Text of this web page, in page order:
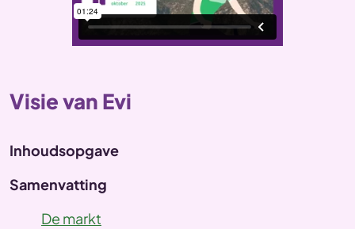
Visie van Evi
Inhoudsopgave
Samenvatting
De markt